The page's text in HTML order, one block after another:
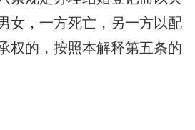
女，一方死亡，另一方以配
权的，按照本解释第五条的